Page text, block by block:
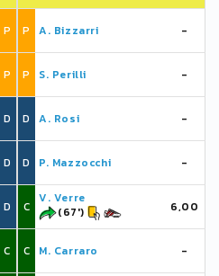
P
P
D
D
D
C
P A. Bizzarri -
P S. Perilli -
D A. Rosi -
D P. Mazzocchi -
C
V. Verre
(67')
6,00
C M. Carraro -